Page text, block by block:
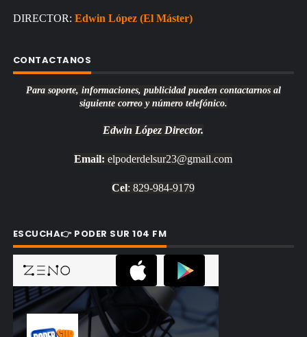
DIRECTOR: Edwin López (El Máster)
CONTACTANOS
Para soporte, informaciones, publicidad pueden contactarnos al
siguiente correo y número telefónico.
Edwin López Director.
Email: elpoderdelsur23@gmail.com
Cel: 829-984-9179
ESCUCHA👉 PODER SUR 104 FM